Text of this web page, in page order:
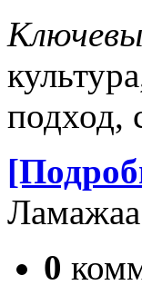
подход,
0